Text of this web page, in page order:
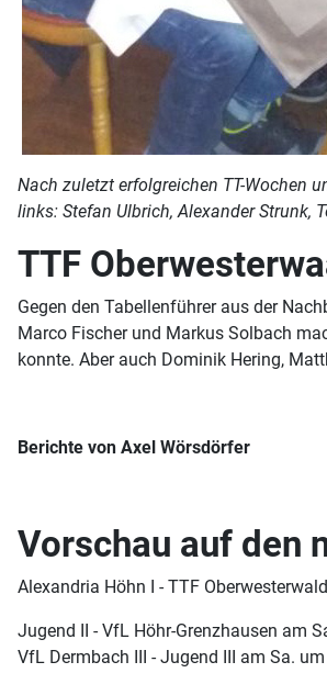
Nach zuletzt erfolgreichen TT-Wochen
links: Stefan Ulbrich, Alexander Strunk,
TTF
Gegen den Tabellenführer aus der
Marco Fischer und Markus Solbach
konnte. Aber auch Dominik Hering,
Berichte von Axel Wörsdörfer
Vorschau auf den
Alexandria Höhn I - TTF
Jugend II - VfL Höhr-Grenzhausen am
VfL Dermbach III - Jugend III am Sa.